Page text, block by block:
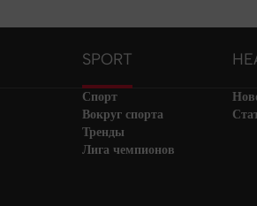
SPORT
Спорт
Вокруг спорта
Тренды
Лига чемпионов